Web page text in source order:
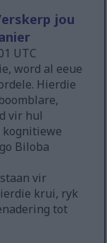
jou
UTC
word al eeue
Hierdie
vir hul
Biloba
vir
krui, ryk
tot